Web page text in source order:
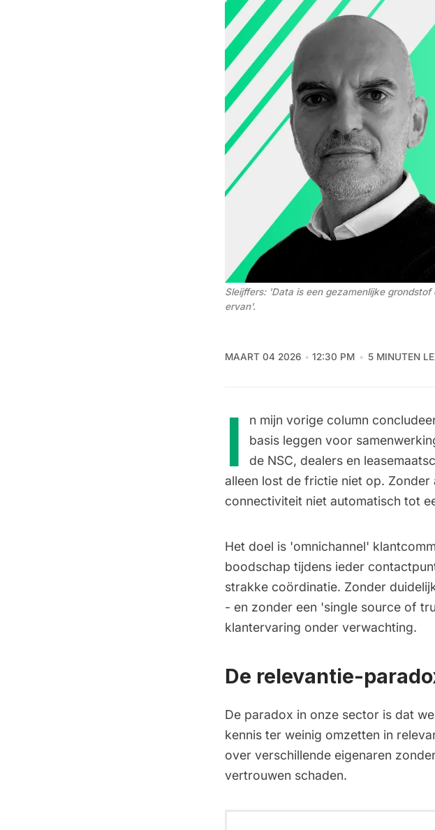
Sleijffers: 'Data is een gezamenlijke
ervan'.
MAART 04 2026 12:30 PM 5 MINUTEN
I n mijn vorige column
basis leggen voor
de NSC, dealers en
alleen lost de frictie niet op.
connectiviteit niet automatisch tot
Het doel is 'omnichannel'
boodschap tijdens ieder
strakke coördinatie. Zonder
- en zonder een 'single source of
klantervaring onder verwachting.
De relevantie-
De paradox in onze sector is dat
kennis ter weinig omzetten in
over verschillende eigenaren
vertrouwen schaden.